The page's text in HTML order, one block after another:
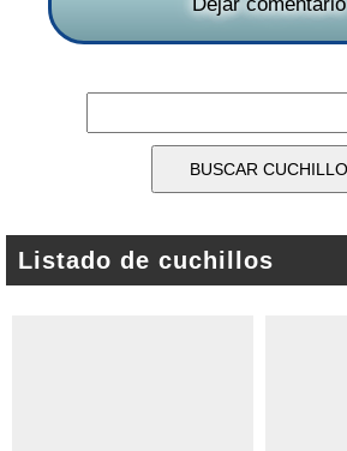
Listado de cuchillos